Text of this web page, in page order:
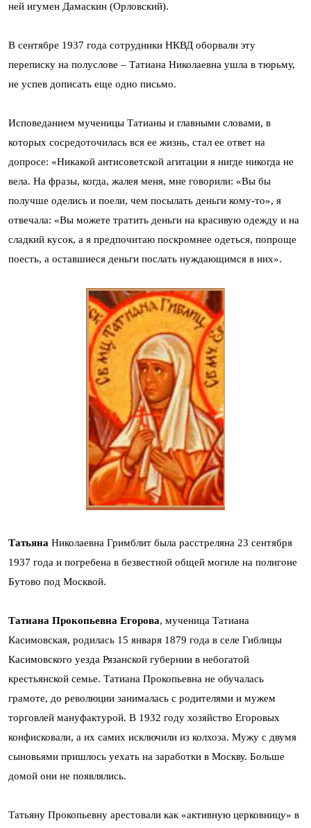
ней игумен Дамаскин (Орловский).
В сентябре 1937 года сотрудники НКВД оборвали эту
переписку на полуслове – Татиана Николаевна ушла в тюрьму,
не успев дописать еще одно письмо.
Исповеданием мученицы Татианы и главными словами, в
которых сосредоточилась вся ее жизнь, стал ее ответ на
допросе: «Никакой антисоветской агитации я нигде никогда не
вела. На фразы, когда, жалея меня, мне говорили: «Вы бы
получше оделись и поели, чем посылать деньги кому-то», я
отвечала: «Вы можете тратить деньги на красивую одежду и на
сладкий кусок, а я предпочитаю поскромнее одеться, попроще
поесть, а оставшиеся деньги послать нуждающимся в них».
Татьяна Николаевна Гримблит была расстреляна 23 сентября
1937 года и погребена в безвестной общей могиле на полигоне
Бутово под Москвой.
Татиана Прокопьевна Егорова, мученица Татиана
Касимовская, родилась 15 января 1879 года в селе Гиблицы
Касимовского уезда Рязанской губернии в небогатой
крестьянской семье. Татиана Прокопьевна не обучалась
грамоте, до революции занималась с родителями и мужем
торговлей мануфактурой. В 1932 году хозяйство Егоровых
конфисковали, а их самих исключили из колхоза. Мужу с двумя
сыновьями пришлось уехать на заработки в Москву. Больше
домой они не появлялись.
Татьяну Прокопьевну арестовали как «активную церковницу» в